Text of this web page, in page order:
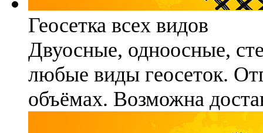
Геосетка всех видов
Двуосные, одноосные,
любые виды геосеток.
объёмах. Возможна